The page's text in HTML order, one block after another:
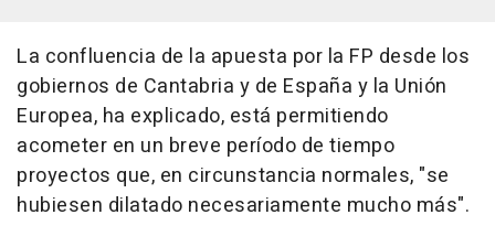
La confluencia de la apuesta por la FP desde los
gobiernos de Cantabria y de España y la Unión
Europea, ha explicado, está permitiendo
acometer en un breve período de tiempo
proyectos que, en circunstancia normales, "se
hubiesen dilatado necesariamente mucho más".